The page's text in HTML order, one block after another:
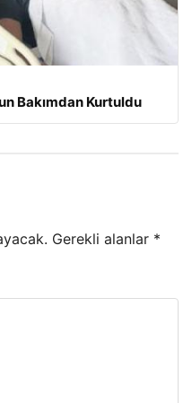
Bakımdan Kurtuldu
Gerekli alanlar *